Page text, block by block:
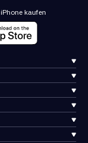
kaufen